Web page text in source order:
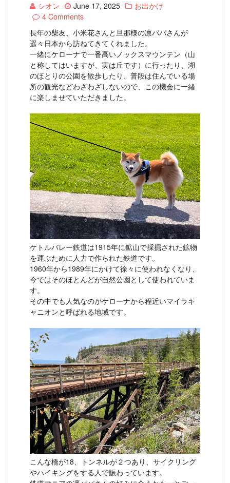
シオン June 17, 2025
お出かけ
4 Comments
長年の柴友、小米花さんと旦那様の凛パパさんが
遥々日本から訪ねてきてくれました。
一緒にケローナで一番高いノックスマウンテン（山
と称してはいますが、実は丘です）に行ったり、湖
のほとりの公園を散歩したり、普段は住んでいる場
所の観光などわざわざしないので、この機会に一緒
に楽しませていただきました。
ケトルバレー鉄道は1915年に鉱山で採掘された鉱物
を運ぶために人力で作られた鉄道です。
1960年から1989年にかけて徐々に使われなくなり、
今ではそのほとんどが自然公園として使われていま
す。
その中でも人気なのがケローナから程近いマイラキ
ャニオンと呼ばれる地域です。
こんな橋が18、トンネルが２つあり、サイクリング
やハイキングをする人で賑わっています。